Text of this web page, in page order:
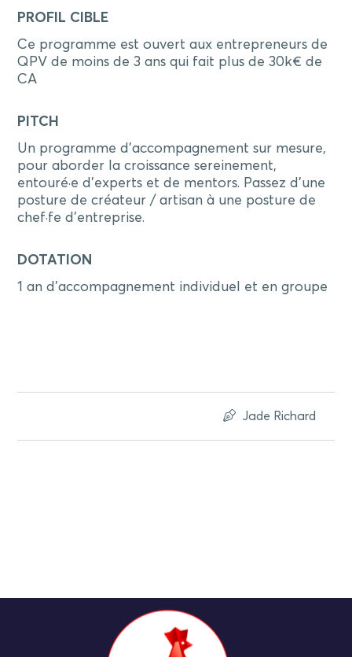
PROFIL CIBLE
Ce programme est ouvert aux entrepreneurs de
QPV de moins de 3 ans qui fait plus de 30k€ de
CA
PITCH
Un programme d'accompagnement sur mesure,
pour aborder la croissance sereinement,
entouré·e d'experts et de mentors. Passez d'une
posture de créateur / artisan à une posture de
chef·fe d'entreprise.
DOTATION
1 an d'accompagnement individuel et en groupe
Jade Richard